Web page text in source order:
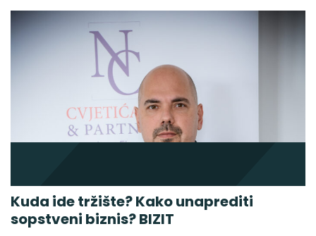
Kuda ide tržište? Kako unaprediti
sopstveni biznis? BIZIT